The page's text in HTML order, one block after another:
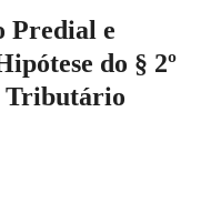
Predial e
do § 2º
Tributário